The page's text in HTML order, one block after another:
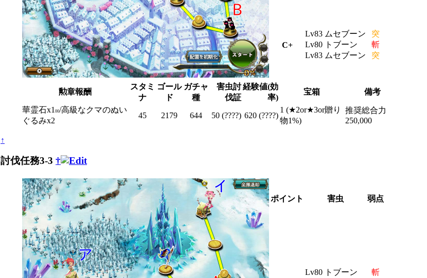
C+
Lv83 ムセブーン
Lv80 トブーン
Lv83 ムセブーン
突
斬
突
勲章報酬
スタミ
ナ
ゴール
ド
ガチャ
種
害虫討
伐証
経験値(効
率)
宝箱 備考
華霊石x1 00/高級なクマのぬい
ぐるみx2
45 2179 644 50 (????) 620 (????)
1 (★2or★3or贈り
物1%)
推奨総合力
250,000
↑
討伐任務3-3 †
ポイント 害虫 弱点
Lv80 トブーン
斬